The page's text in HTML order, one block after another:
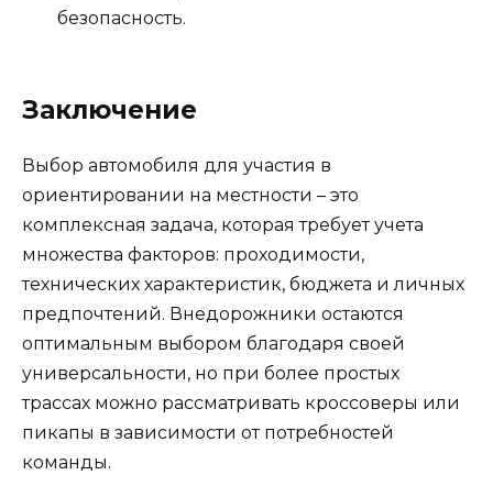
безопасность.
Заключение
Выбор автомобиля для участия в
ориентировании на местности – это
комплексная задача, которая требует учета
множества факторов: проходимости,
технических характеристик, бюджета и личных
предпочтений. Внедорожники остаются
оптимальным выбором благодаря своей
универсальности, но при более простых
трассах можно рассматривать кроссоверы или
пикапы в зависимости от потребностей
команды.